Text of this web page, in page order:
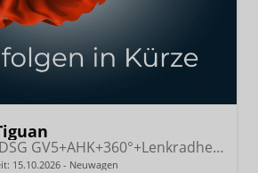
LIFE 150PS eTSI DSG GV5+AHK+360°+Lenkradheiz+IQ.Drive+ACC+App+eHeck+LED
15.10.2026 Neuwagen